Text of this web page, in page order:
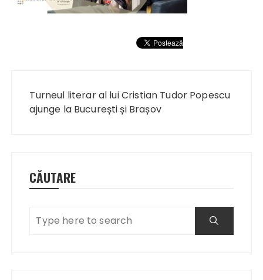
articole
Turneul literar al lui Cristian Tudor Popescu
ajunge la București și Brașov
CĂUTARE